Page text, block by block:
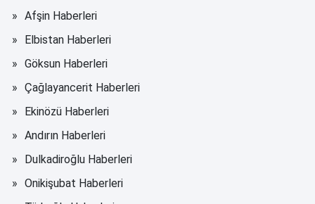
Afşin Haberleri
Elbistan Haberleri
Göksun Haberleri
Çağlayancerit Haberleri
Ekinözü Haberleri
Andırın Haberleri
Dulkadiroğlu Haberleri
Onikişubat Haberleri